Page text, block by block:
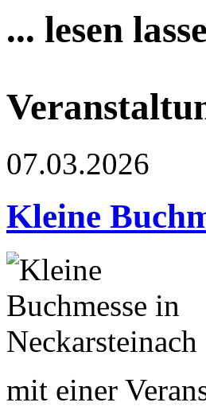
... lesen
07.03.2026
Kleine
mit einer